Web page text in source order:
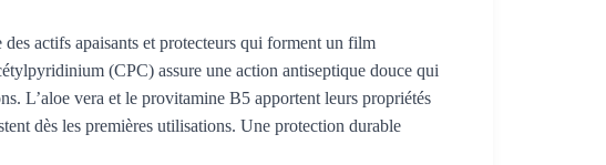
actifs apaisants et protecteurs qui forment un film
(CPC) assure une action antiseptique douce qui
L’aloe vera et le provitamine B5 apportent leurs propriétés
dès les premières utilisations. Une protection durable